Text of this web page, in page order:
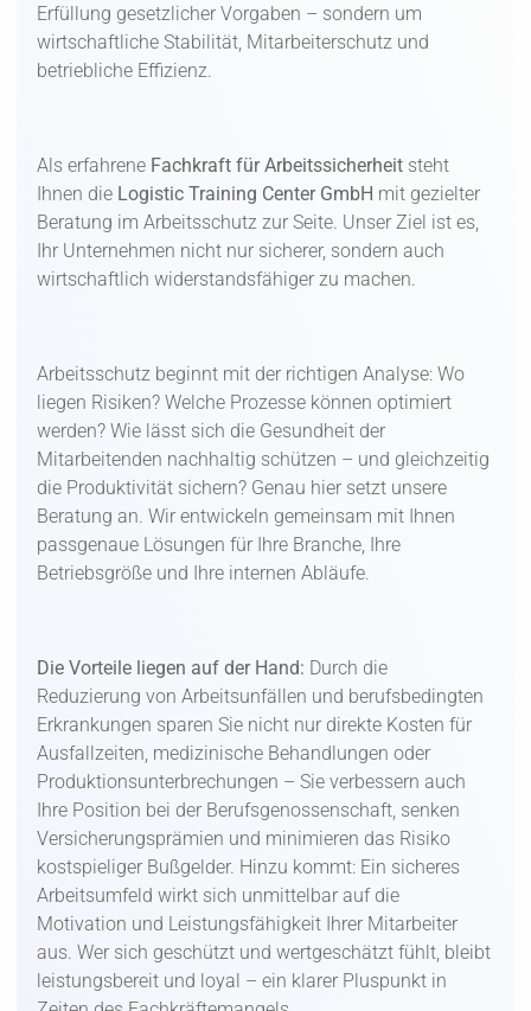
Erfüllung gesetzlicher Vorgaben – sondern um
wirtschaftliche Stabilität, Mitarbeiterschutz und
betriebliche Effizienz.
Als erfahrene Fachkraft für Arbeitssicherheit steht
Ihnen die Logistic Training Center GmbH mit gezielter
Beratung im Arbeitsschutz zur Seite. Unser Ziel ist es,
Ihr Unternehmen nicht nur sicherer, sondern auch
wirtschaftlich widerstandsfähiger zu machen.
Arbeitsschutz beginnt mit der richtigen Analyse: Wo
liegen Risiken? Welche Prozesse können optimiert
werden? Wie lässt sich die Gesundheit der
Mitarbeitenden nachhaltig schützen – und gleichzeitig
die Produktivität sichern? Genau hier setzt unsere
Beratung an. Wir entwickeln gemeinsam mit Ihnen
passgenaue Lösungen für Ihre Branche, Ihre
Betriebsgröße und Ihre internen Abläufe.
Die Vorteile liegen auf der Hand: Durch die
Reduzierung von Arbeitsunfällen und berufsbedingten
Erkrankungen sparen Sie nicht nur direkte Kosten für
Ausfallzeiten, medizinische Behandlungen oder
Produktionsunterbrechungen – Sie verbessern auch
Ihre Position bei der Berufsgenossenschaft, senken
Versicherungsprämien und minimieren das Risiko
kostspieliger Bußgelder. Hinzu kommt: Ein sicheres
Arbeitsumfeld wirkt sich unmittelbar auf die
Motivation und Leistungsfähigkeit Ihrer Mitarbeiter
aus. Wer sich geschützt und wertgeschätzt fühlt, bleibt
leistungsbereit und loyal – ein klarer Pluspunkt in